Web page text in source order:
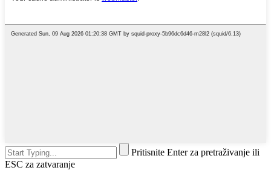
Pritisnite Enter za pretraživanje ili
ESC za zatvaranje